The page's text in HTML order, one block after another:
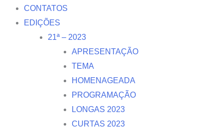
CONTATOS
EDIÇÕES
21ª – 2023
APRESENTAÇÃO
TEMA
HOMENAGEADA
PROGRAMAÇÃO
LONGAS 2023
CURTAS 2023